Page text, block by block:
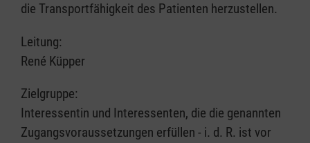
die Transportfähigkeit des Patienten herzustellen.
Leitung:
René Küpper
Zielgruppe:
Interessentin und Interessenten, die die genannten
Zugangsvoraussetzungen erfüllen - i. d. R. ist vor